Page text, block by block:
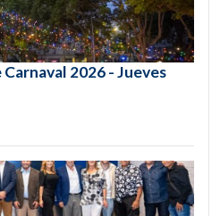
2026 - Jueves